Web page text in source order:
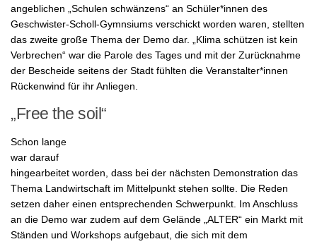
angeblichen „Schulen schwänzens“ an Schüler*innen des
Geschwister-Scholl-Gymnsiums verschickt worden waren, stellten
das zweite große Thema der Demo dar. „Klima schützen ist kein
Verbrechen“ war die Parole des Tages und mit der Zurücknahme
der Bescheide seitens der Stadt fühlten die Veranstalter*innen
Rückenwind für ihr Anliegen.
„Free the soil“
Schon lange
war darauf
hingearbeitet worden, dass bei der nächsten Demonstration das
Thema Landwirtschaft im Mittelpunkt stehen sollte. Die Reden
setzen daher einen entsprechenden Schwerpunkt. Im Anschluss
an die Demo war zudem auf dem Gelände „ALTER“ ein Markt mit
Ständen und Workshops aufgebaut, die sich mit dem